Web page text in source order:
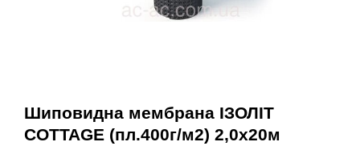
Шиповидна мембрана ІЗОЛІТ
COTTAGE (пл.400г/м2) 2,0x20м